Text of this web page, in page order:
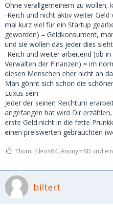
Ohne verallgemeinern zu wollen,
-Reich und nicht aktiv weiter
mal kurz viel für ein Startup
geworden) = Geldkonsument,
und sie wollen das jeder dies sieht
-Reich und weiter arbeitend (ob
Verwalten der Finanzen) = im
diesen Menschen eher nicht an
Man gönnt sich schon die
Luxus sein
Jeder der seinen Reichtum
angefangen hat wird Dir
erste Geld nicht in die fette
einen preiswerten gebrauchten
Thom, Elleon64, AnonymSD und
biltert